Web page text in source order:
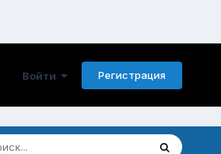
Войти Регистрация